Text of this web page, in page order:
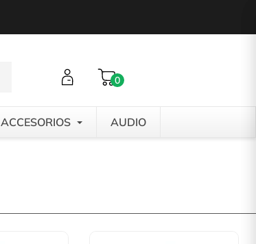
0
ACCESORIOS AUDIO